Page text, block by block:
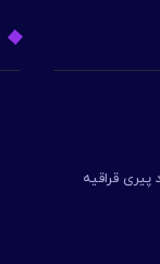
قراقیه